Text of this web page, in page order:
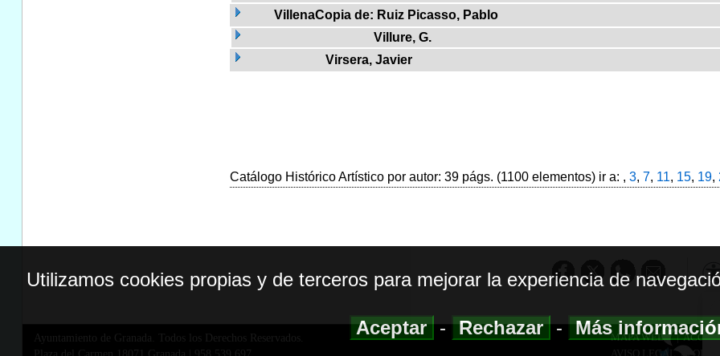
VillenaCopia de: Ruiz Picasso, Pablo
Villure, G.
Virsera, Javier
Catálogo Histórico Artístico por autor: 39 págs. (1100 elementos) ir a: , 3, 7, 11, 15, 19,
Ayuntamiento de Granada. Todos los Derechos Reservados.
MAPA WEB|
AVISO LEGAL|
Utilizamos cookies propias y de terceros para mejorar la experiencia de
Aceptar-Rechazar-Más